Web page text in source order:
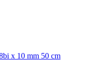
x 10 mm 50 cm